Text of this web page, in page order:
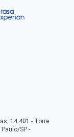
14.401 - Torre
SP -